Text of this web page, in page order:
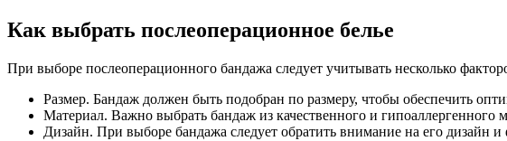
Как выбрать послеоперационное белье
При выборе послеоперационного бандажа следует учитывать несколько
Размер. Бандаж должен быть подобран по размеру, чтобы обеспечить
Материал. Важно выбрать бандаж из качественного и гипоаллергенного
Дизайн. При выборе бандажа следует обратить внимание на его